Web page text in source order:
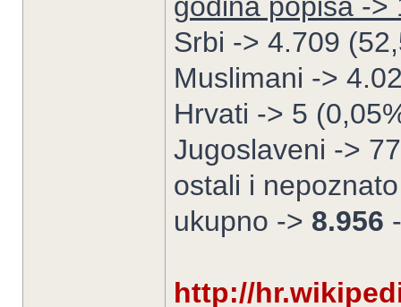
Srbi -> 4.709
Muslimani ->
Hrvati -> 5
Jugoslaveni ->
ostali i
ukupno -> 8.956
http://